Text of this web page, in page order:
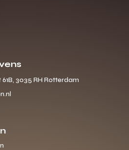
3035 RH Rotterdam